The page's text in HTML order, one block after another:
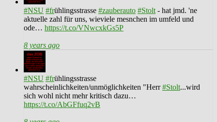
#NSU #frühlingsstrasse #zauberauto #Stolt - hat jmd. 'ne
aktuelle zahl für uns, wieviele mesnchen im umfeld und
ode… https://t.co/VNwcxkGs5P
8 years ago
#NSU #frühlingsstrasse
wahrscheinlichkeiten/unmöglichkeiten "Herr#Stolt...wird
sich wohl nicht mehr kritisch dazu…
https://t.co/AbGFfuq2vB